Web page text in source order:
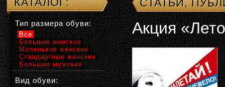
СТАТЬИ,
Акция
Тип размера обуви:
Все
Большие женские
Маленькие женские
Стандартные женские
Большие мужские
Вид обуви: